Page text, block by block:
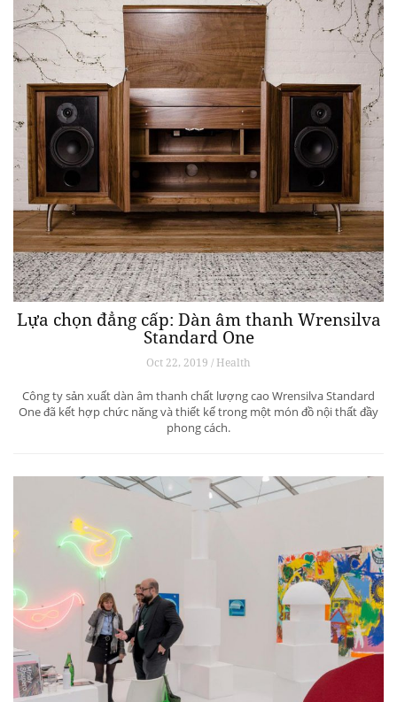
Lựa chọn đẳng cấp: Dàn âm thanh Wrensilva
Standard One
Oct 22, 2019 / Health
Công ty sản xuất dàn âm thanh chất lượng cao Wrensilva Standard
One đã kết hợp chức năng và thiết kế trong một món đồ nội thất đầy
phong cách.